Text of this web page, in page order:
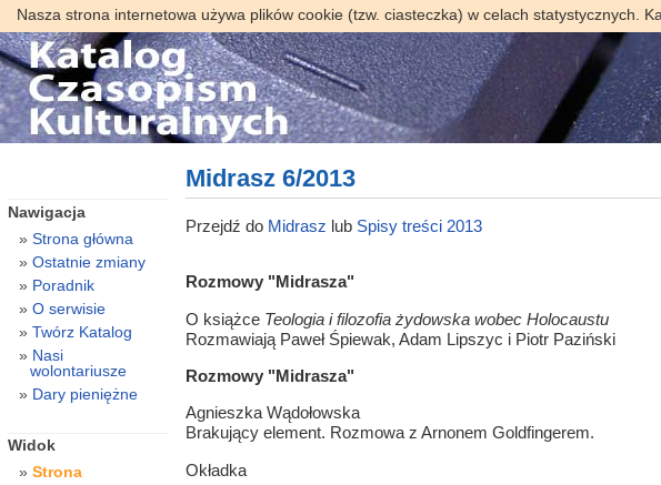
Nasza strona internetowa używa plików cookie (tzw. ciasteczka) w celach statystycznych.
Midrasz 6/2013
Przejdź do Midrasz lub Spisy treści 2013
Rozmowy "Midrasza"
O książce Teologia i filozofia żydowska wobec Holocaustu
Rozmawiają Paweł Śpiewak, Adam Lipszyc i Piotr Paziński
Rozmowy "Midrasza"
Agnieszka Wądołowska
Brakujący element. Rozmowa z Arnonem Goldfingerem.
Okładka
Nawigacja
Strona główna
Ostatnie zmiany
Poradnik
O serwisie
Twórz Katalog
Nasi
wolontariusze
Dary pieniężne
Widok
Strona